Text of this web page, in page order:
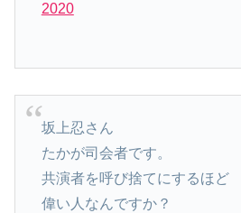
2020
坂上忍さん
たかが司会者です。
共演者を呼び捨てにするほど
偉い人なんですか？